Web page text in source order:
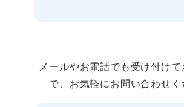
メールやお電話でも受け付け
で、お気軽にお問い合わせく